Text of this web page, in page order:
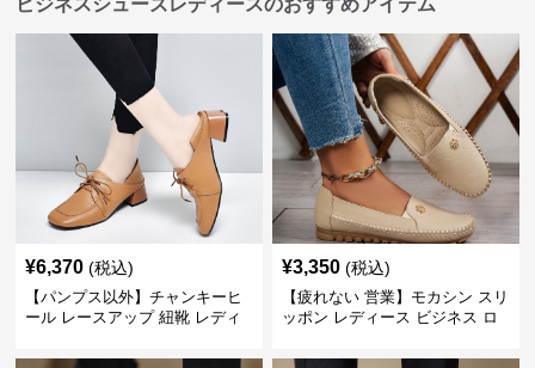
¥6,370 (税込)
【パンプス以外】チャンキーヒ
ール レースアップ 紐靴 レディ
ーツ スクエアトゥ 歩きやすい
¥3,350 (税込)
【疲れない 営業】モカシン スリ
ッポン レディース ビジネス ロ
ジュアル パンプス以外